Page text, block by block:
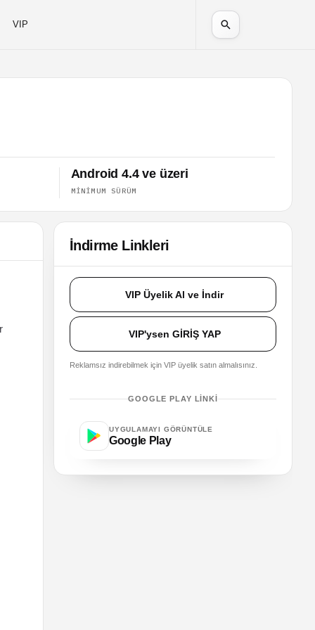
VIP
Android 4.4 ve üzeri
MINIMUM SÜRÜM
İndirme Linkleri
VIP Üyelik Al ve İndir
VIP'ysen GİRİŞ YAP
Reklamsız indirebilmek için VIP üyelik satın almalısınız.
GOOGLE PLAY LINKI
UYGULAMAYI GÖRÜNTÜLE
Google Play